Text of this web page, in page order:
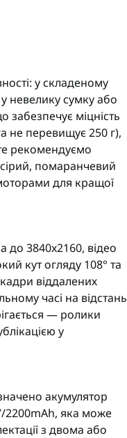
у складеному
невелику сумку або
міцність
не перевищує 250 г),
рекомендуємо
помаранчевий
для кращої
до 3840x2160, відео
кут огляду 108° та
віддалених
часі на відстань
— ролики
у
акумулятор
2200mAh, яка може
з двома або